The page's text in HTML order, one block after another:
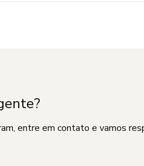
entre em contato e vamos